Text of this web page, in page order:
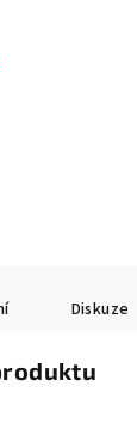
Diskuze